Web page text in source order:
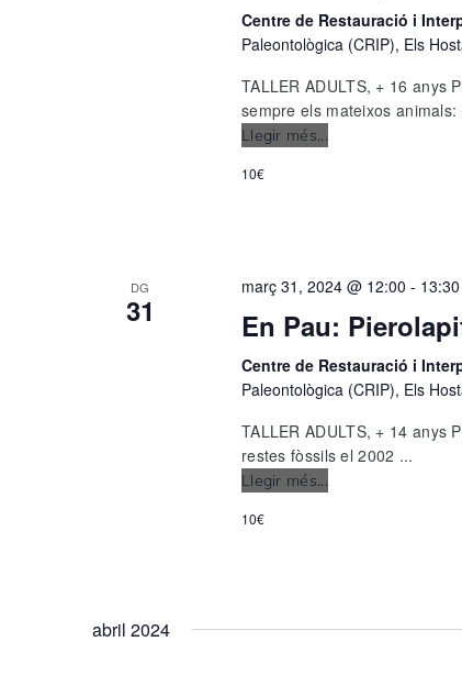
Centre de Restauració i
Paleontològica (CRIP), Els
TALLER ADULTS, + 16 anys
sempre els mateixos animals:
Llegir més...
sabre
10€
DG
31
març 31, 2024 @ 12:00 - 13:30
En Pau:
Centre de Restauració i
Paleontològica (CRIP), Els
TALLER ADULTS, + 14 anys
restes fòssils el 2002 ...
Llegir més...
10€
abril 2024